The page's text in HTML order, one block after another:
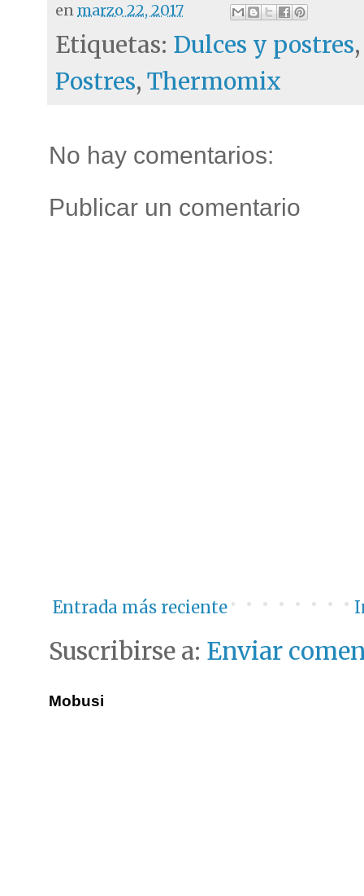
enmarzo 22, 2017
Etiquetas: Dulces y postres
Postres, Thermomix
No hay comentarios:
Publicar un comentario
Entrada más reciente
Suscribirse a: Enviar
Mobusi